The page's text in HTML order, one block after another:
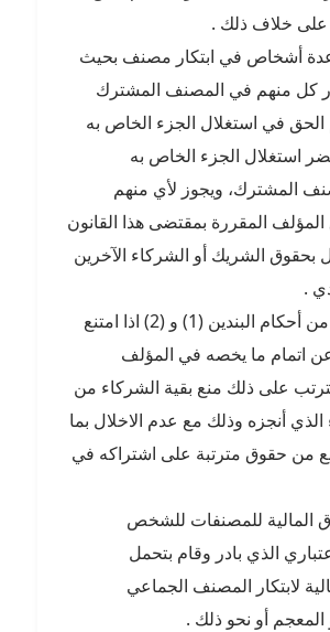
على خلاف ذلك .
عدة أشخاص في ابتكار مصنف بحيث
كل منهم في المصنف المشترك
في استغلال الجزء الخاص به
استغلال الجزء الخاص به
المشترك، ويجوز لأي منهم
المقررة بمقتضى هذا القانون
بحقوق الشريك أو الشركاء الآخرين
.
3- على الرغم من أحكام البندين (1) و (2) اذا امتنع
اتمام ما يخصه في المؤلف
على ذلك منع بقية الشركاء من
الذي أنجزه وذلك مع عدم الاخلال بما
من حقوق مترتبة على اشتراكه في
المالية للمصنفات للشخص
الذي بادر وقام بتحمل
لابتكار المصنف الجماعي
أو نحو ذلك .